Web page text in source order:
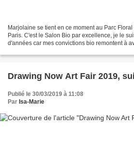
Marjolaine se tient en ce moment au Parc
Paris. C'est le Salon Bio par excellence, je le
d'années car mes convictions bio remontent à
Drawing Now Art Fair 2019,
Publié le 30/03/2019 à 11:08
Par Isa-Marie